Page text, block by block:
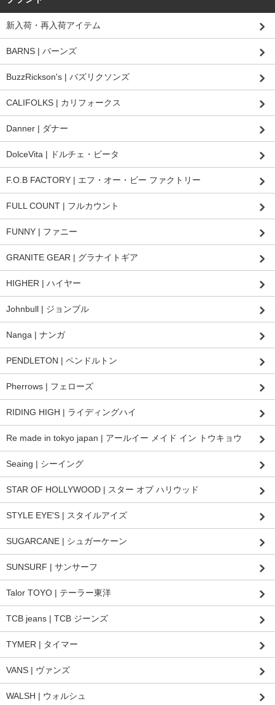
新入荷・再入荷アイテム
BARNS | バーンズ
BuzzRickson's | バズリクソンズ
CALIFOLKS | カリフォークス
Danner | ダナー
DolceVita | ドルチェ・ビータ
F.O.B FACTORY | エフ・オー・ビー ファクトリー
FULL COUNT | フルカウント
FUNNY | ファニー
GRANITE GEAR | グラナイトギア
HIGHER | ハイヤー
Johnbull | ジョンブル
Nanga | ナンガ
PENDLETON | ペンドルトン
Pherrows | フェローズ
RIDING HIGH | ライディングハイ
Re made in tokyo japan | アールイー メイド イン トウキョウ
Seaing | シーイング
STAR OF HOLLYWOOD | スター オブ ハリウッド
STYLE EYE'S | スタイルアイズ
SUGARCANE | シュガーケーン
SUNSURF | サンサーフ
Talor TOYO | テーラー東洋
TCB jeans | TCB ジーンズ
TYMER | タイマー
VANS | ヴァンズ
WALSH | ウォルシュ